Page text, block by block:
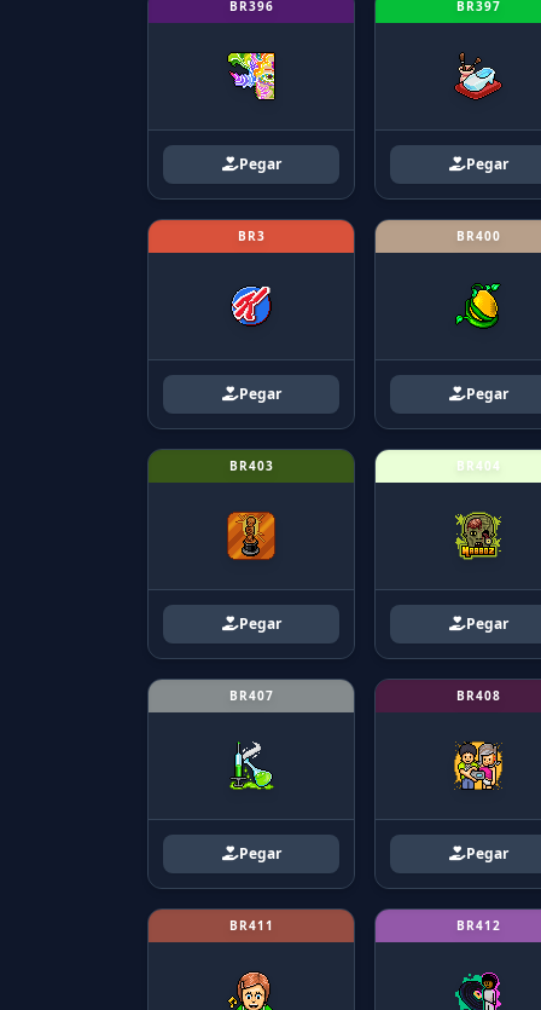
BR396
Pegar
BR397
Pegar
BR3
Pegar
BR400
Pegar
BR403
Pegar
BR404
Pegar
BR407
Pegar
BR408
Pegar
BR411 BR412